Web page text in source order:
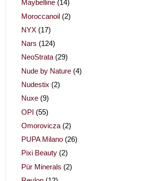
Maybelline (14)
Moroccanoil (2)
NYX (17)
Nars (124)
NeoStrata (29)
Nude by Nature (4)
Nudestix (2)
Nuxe (9)
OPI (55)
Omorovicza (2)
PUPA Milano (26)
Pixi Beauty (2)
Pür Minerals (2)